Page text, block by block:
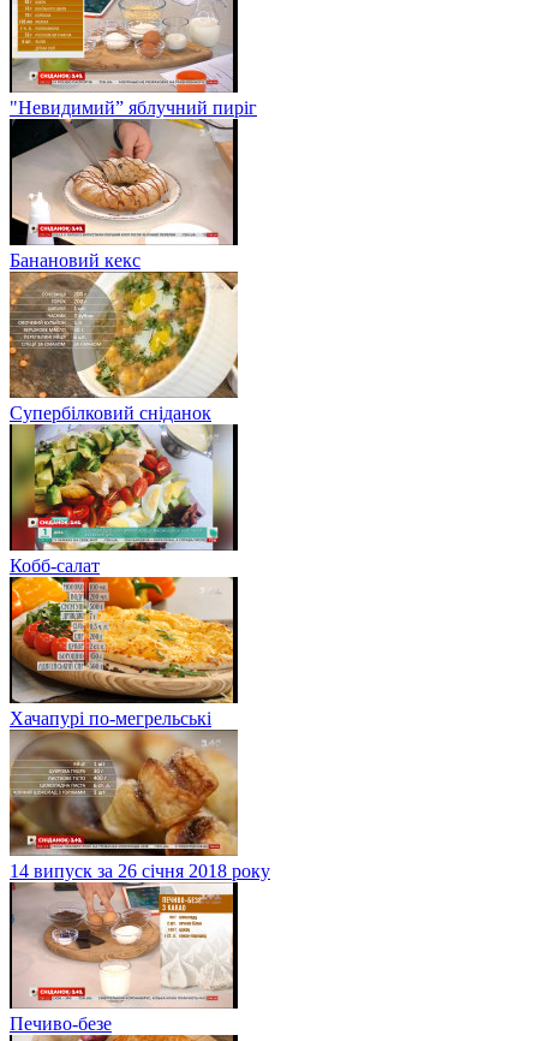
"Невидимий” яблучний пиріг
Банановий кекс
Супербілковий сніданок
Кобб-салат
Хачапурі по-мегрельські
14 випуск за 26 січня 2018 року
Печиво-безе